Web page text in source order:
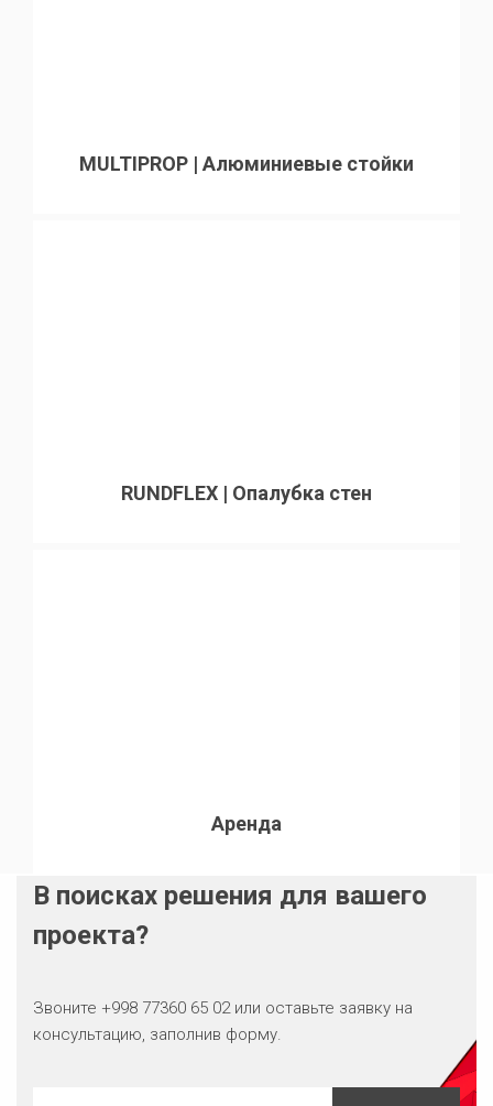
MULTIPROP | Алюминиевые стойки
RUNDFLEX | Опалубка стен
Аренда
В поисках решения для вашего
проекта?
Звоните +998 77360 65 02 или оставьте заявку на
консультацию, заполнив форму.